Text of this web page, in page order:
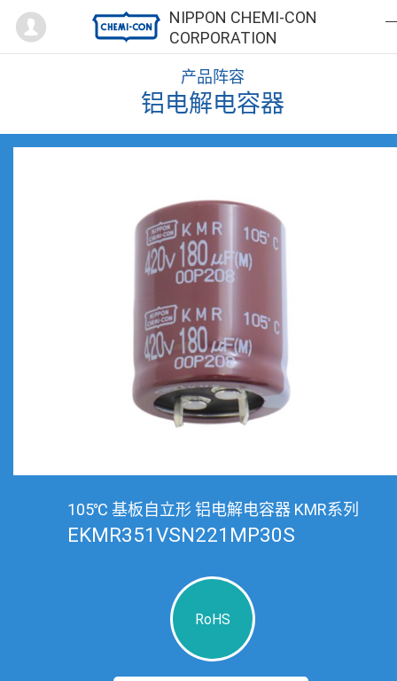
NIPPON CHEMI-CON
CORPORATION
Mypage
产品阵容
铝电解电容器
105℃ 基板自立形 铝电解电容器 KMR系列
EKMR351VSN221MP30S
RoHS